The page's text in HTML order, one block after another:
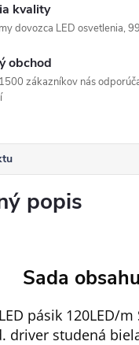
kvality
dovozca LED osvetlenia,
obchod
zákazníkov nás
popis
Sada
pásik 120LED/
driver studená